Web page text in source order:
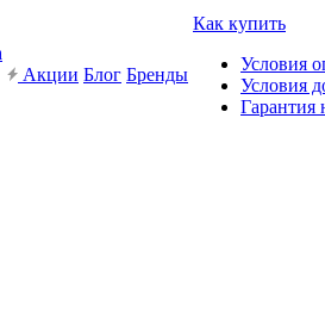
Акции Блог Бренды
Как купить
Условия
Условия
Гарантия